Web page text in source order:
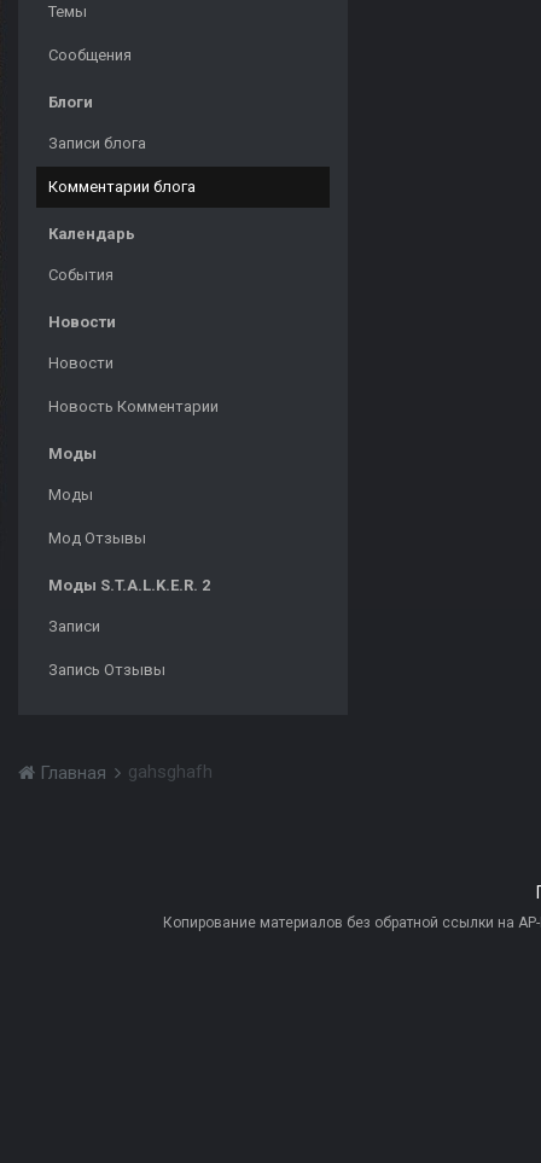
Темы
Сообщения
Блоги
Записи блога
Комментарии блога
Календарь
События
Новости
Новости
Новость Комментарии
Моды
Моды
Мод Отзывы
Моды S.T.A.L.K.E.R. 2
Записи
Запись Отзывы
Главная gahsghafh
Копирование материалов без обратной ссылки на